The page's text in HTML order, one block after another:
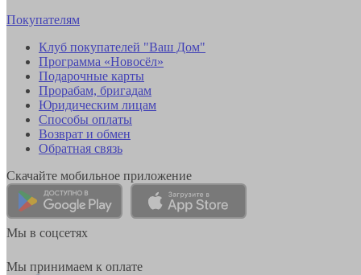
Покупателям
Клуб покупателей "Ваш Дом"
Программа «Новосёл»
Подарочные карты
Прорабам, бригадам
Юридическим лицам
Способы оплаты
Возврат и обмен
Обратная связь
Скачайте мобильное приложение
Мы в соцсетях
Мы принимаем к оплате